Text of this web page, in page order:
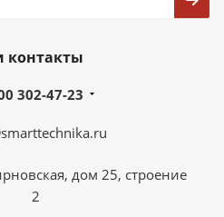
302-47-23
дом 25, строение
2